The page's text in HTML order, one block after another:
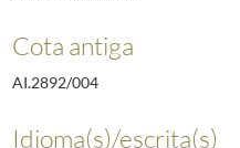
Cota antiga
AI.2892/004
Idioma(s)/escrita(s)